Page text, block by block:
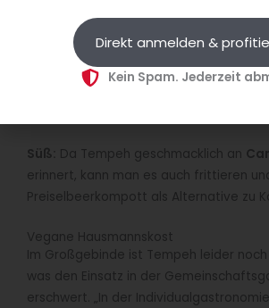
Tempeh als Salat-Topping
Süß: Da Tempeh geschmacklich an
erinnert, kann man es auch frittieren
Preiselbeerkompott als Alternative zu
Vegane Hausmannskost
Im Großgebinde ist Tempeh leider
was den Einsatz in der
erschwert. „In der
Direkt anmelden &
Kein Spam. Jederzeit